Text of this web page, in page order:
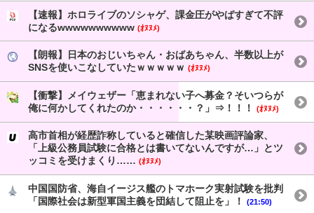
【速報】ホロライブのソシャゲ、課金圧がやばすぎて不評
になるwwwwwwwwww (ｵﾇﾇﾒ)
【朗報】日本のおじいちゃん・おばあちゃん、半数以上が
SNSを使いこなしていたｗｗｗｗｗ (ｵﾇﾇﾒ)
【衝撃】メイウェザー「恵まれない子へ募金？そいつらが
俺に何かしてくれたのか・・・・・・？」⇒！！！
(ｵﾇﾇﾒ)
高市首相が経歴詐称していると確信した某映画評論家、
「上級公務員試験に合格とは書いてないんですが…」とツ
ッコミを受けまくり…… (ｵﾇﾇﾒ)
中国国防省、海自イージス艦のトマホーク実射試験を批判
「国際社会は新型軍国主義を団結して阻止を」！
(21:50)